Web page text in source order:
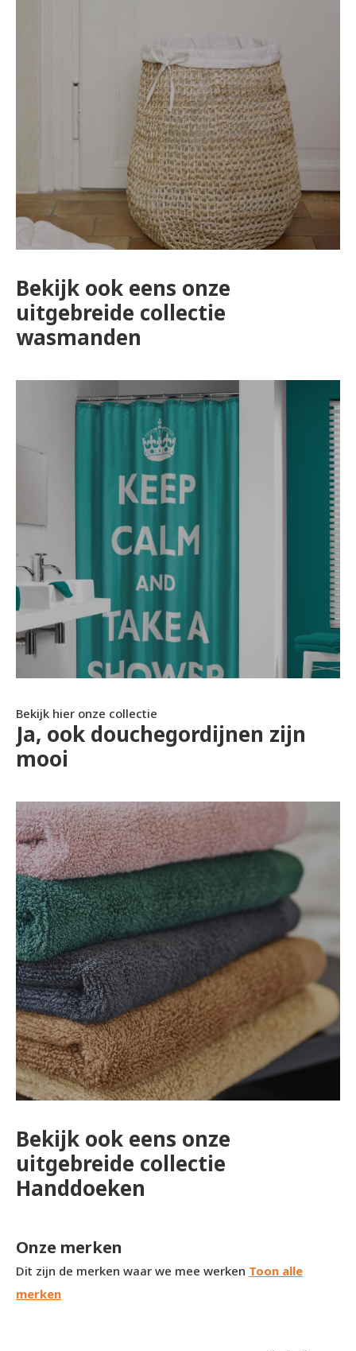
Bekijk ook eens onze
uitgebreide collectie
wasmanden
Bekijk hier onze collectie
Ja, ook douchegordijnen zijn
mooi
Bekijk ook eens onze
uitgebreide collectie
Handdoeken
Onze merken
Dit zijn de merken waar we mee werken Toon alle
merken